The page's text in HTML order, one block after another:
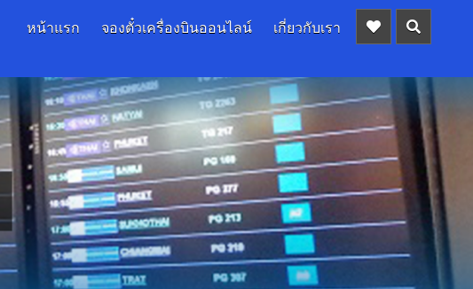
หน้าแรก จองตั๋วเครื่องบินออนไลน์ เกี่ยวกับเรา